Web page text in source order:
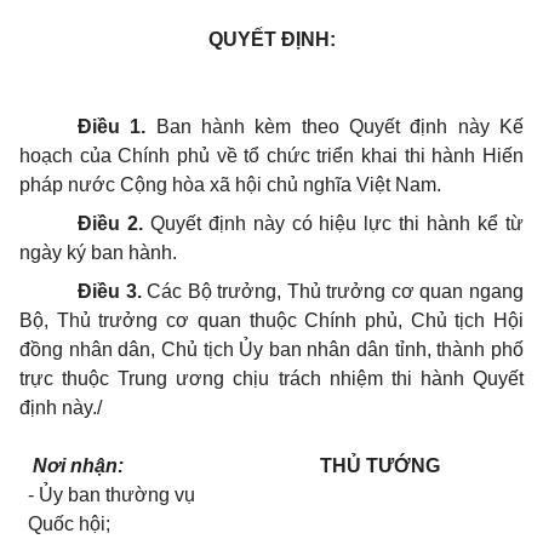
QUYẾT ĐỊNH:
Điều 1. Ban hành kèm theo Quyết định này Kế
hoạch của Chính phủ về tổ chức triển khai thi hành Hiến
pháp nước Cộng hòa xã hội chủ nghĩa Việt Nam.
Điều 2.Quyết định này có hiệu lực thi hành kể từ
ngày ký ban hành.
Điều 3.Các Bộ trưởng, Thủ trưởng cơ quan ngang
Bộ, Thủ trưởng cơ quan thuộc Chính phủ, Chủ tịch Hội
đồng nhân dân, Chủ tịch Ủy ban nhân dân tỉnh, thành phố
trực thuộc Trung ương chịu trách nhiệm thi hành Quyết
định này./
Nơi nhận:
- Ủy ban thường vụ
Quốc hội;
THỦ TƯỚNG